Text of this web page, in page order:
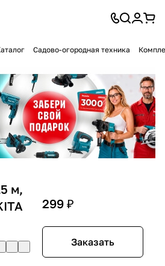
Садово-огородная техника
м,
299 ₽
Заказать